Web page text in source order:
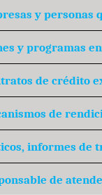
y personas
y programas
de crédito
de
informes de
de